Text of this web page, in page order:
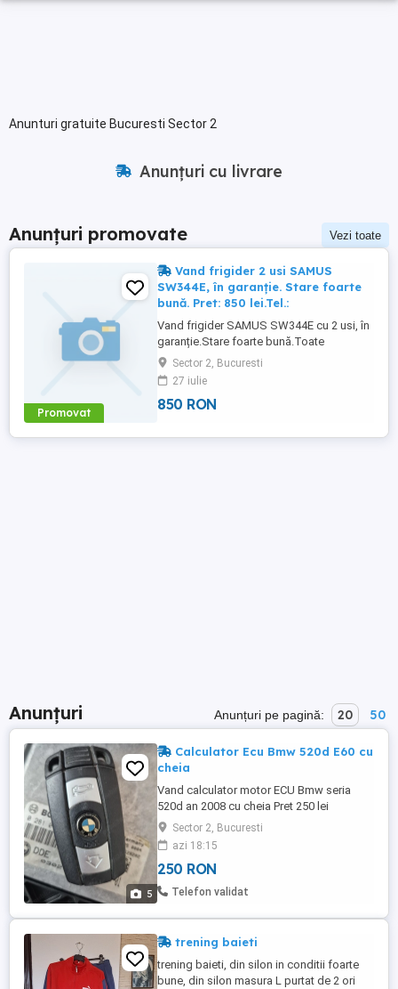
Anunturi gratuite Bucuresti Sector 2
Anunțuri cu livrare
Anunțuri promovate Vezi toate
Promovat
Vand frigider 2 usi SAMUS
SW344E, în garanție. Stare foarte
bună. Pret: 850 lei.Tel.:
Vand frigider SAMUS SW344E cu 2 usi, în
garanție.Stare foarte bună.Toate
actele.Utilizat aprox. 1 an si 8 luni. Pret:850
lei.Tel.:
Sector 2, Bucuresti
27 iulie
850 RON
Anunțuri Anunțuri pe pagină: 20 50
5
Calculator Ecu Bmw 520d E60 cu
cheia
Vand calculator motor ECU Bmw seria
520d an 2008 cu cheia Pret 250 lei
Sector 2, Bucuresti
azi 18:15
250 RON
Telefon validat
trening baieti
trening baieti, din silon in conditii foarte
bune, din silon masura L purtat de 2 ori